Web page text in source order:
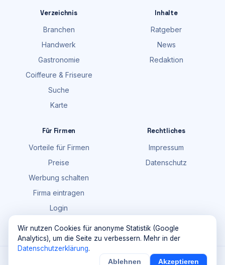
Verzeichnis
Branchen
Handwerk
Gastronomie
Coiffeure & Friseure
Suche
Karte
Inhalte
Ratgeber
News
Redaktion
Für Firmen
Vorteile für Firmen
Preise
Werbung schalten
Firma eintragen
Login
Rechtliches
Impressum
Datenschutz
Maik Möhring Media · Ermatingen
Wir nutzen Cookies für anonyme Statistik (Google
Analytics), um die Seite zu verbessern. Mehr in der
Datenschutzerklärung.
Ablehnen Akzeptieren